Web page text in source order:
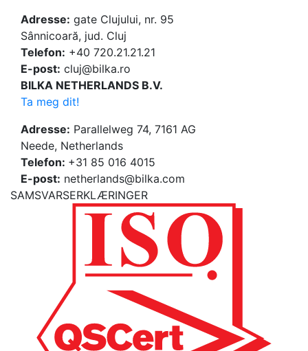
Adresse: gate Clujului, nr. 95
Sânnicoară, jud. Cluj
Telefon: +40 720.21.21.21
E-post: cluj@bilka.ro
BILKA NETHERLANDS B.V.
Ta meg dit!
Adresse: Parallelweg 74, 7161 AG
Neede, Netherlands
Telefon: +31 85 016 4015
E-post: netherlands@bilka.com
SAMSVARSERKLÆRINGER